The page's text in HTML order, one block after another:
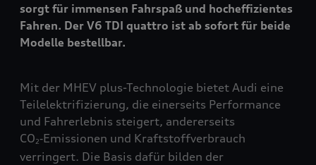
sorgt für immensen Fahrspaß und hocheffizientes
Fahren. Der V6 TDI quattro ist ab sofort für beide
Modelle bestellbar.
Mit der MHEV plus-Technologie bietet Audi eine
Teilelektrifizierung, die einerseits Performance
und Fahrerlebnis steigert, andererseits
CO2‑Emissionen und Kraftstoffverbrauch
verringert. Die Basis dafür bilden der